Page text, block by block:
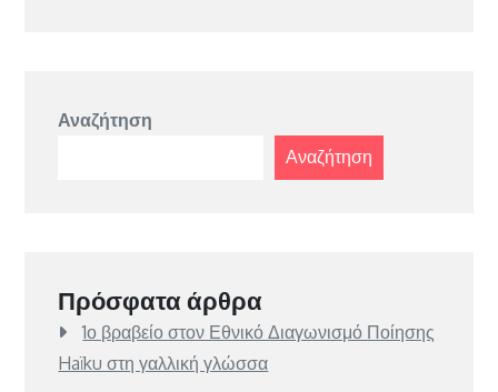
Αναζήτηση
Αναζήτηση
Πρόσφατα άρθρα
1ο βραβείο στον Εθνικό Διαγωνισμό Ποίησης
Haïku στη γαλλική γλώσσα